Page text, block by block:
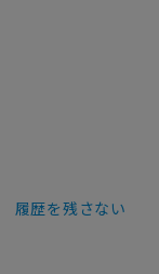
履歴を残さない